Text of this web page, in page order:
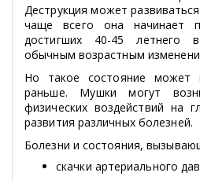
Деструкция может
чаще всего она начинает
достигших 40-45 летнего
обычным возрастным
Но такое состояние может
раньше. Мушки могут
физических воздействий на
развития различных болезней.
Болезни и состояния,
скачки артериального